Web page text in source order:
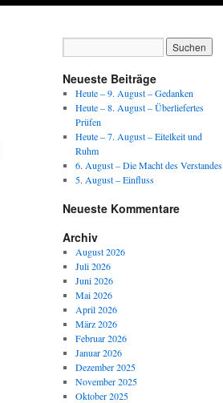
Neueste Beiträge
Heute – 9. August – Gedanken
Heute – 8. August – Überliefertes
Prüfen
Heute – 7. August – Eitelkeit und
Ruhm
6. August – Die Macht des Verstandes
5. August – Einfluss
Neueste Kommentare
Archiv
August 2026
Juli 2026
Juni 2026
Mai 2026
April 2026
März 2026
Februar 2026
Januar 2026
Dezember 2025
November 2025
Oktober 2025